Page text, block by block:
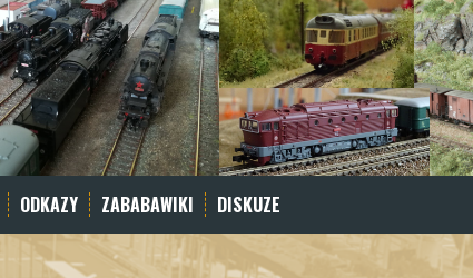
ODKAZY ZABABAWIKI DISKUZE